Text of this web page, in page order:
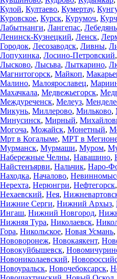
Кулой, Култаево, Кумертау,
Куровское, Курск, Курумоч,
Лабытнанги, Лангепас, Лебедянь
Ленинск-Кузнецкий, Ленск,
Городок, Лесозаводск, Ливны,
Лопухинка, Лосино-Петровский,
Лысково, Лысьва, Лыткарино,
Магнитогорск, Майкоп,
Малино, Малоярославец,
Махачкала, Медвежьегорск,
Междуреченск, Мелеуз,
Микунь, Миллерово, Мильково,
Минусинск, Мирный,
Могоча, Можайск, Монетный,
Мрт в Когалыме, МРТ в
Мурманск, Мурмаши, Муром,
Набережные Челны, Навашино,
Найстенъярви, Нальчик, Наро-
Находка, Началово,
Нерехта, Нерюнгри, Нефтегорск,
Нехаевский, Нея,
Нижние Серги, Нижний Архыз,
Ингаш, Нижний Новгород,
Нижняя Тура, Николаевск,
Гора, Никольское, Новая Усмань,
Нововоронеж, Новокаякент,
Новокуйбышевск,
Новониколаевский,
Новоуральск, Новочебоксарск,